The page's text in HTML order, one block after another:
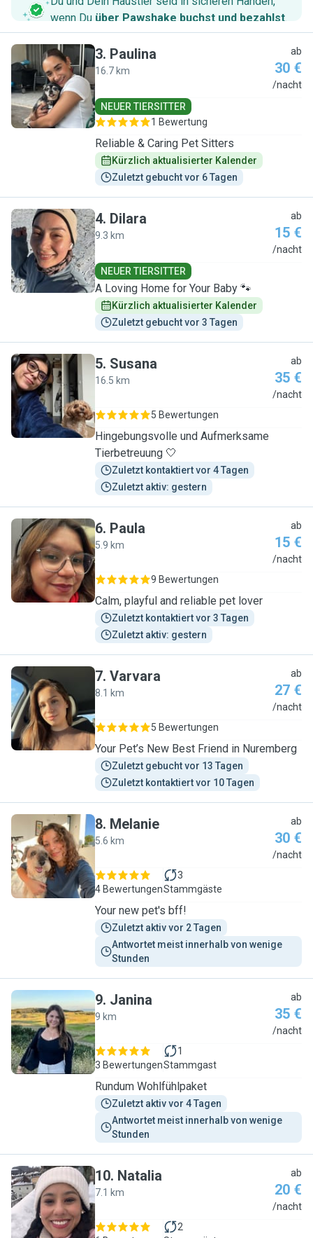
wenn Du über Pawshake buchst und bezahlst.
P
3. Paulina
16.7 km
ab
30 €
/nacht
NEUER TIERSITTER
1 Bewertung
Reliable & Caring Pet Sitters
Kürzlich aktualisierter Kalender
Zuletzt gebucht vor 6 Tagen
D
4. Dilara
9.3 km
ab
15 €
/nacht
NEUER TIERSITTER
A Loving Home for Your Baby 🐾
Kürzlich aktualisierter Kalender
Zuletzt gebucht vor 3 Tagen
S
5. Susana
16.5 km
ab
35 €
/nacht
5 Bewertungen
Hingebungsvolle und Aufmerksame
Tierbetreuung 🤍
Zuletzt kontaktiert vor 4 Tagen
Zuletzt aktiv: gestern
P
6. Paula
5.9 km
ab
15 €
/nacht
9 Bewertungen
Calm, playful and reliable pet lover
Zuletzt kontaktiert vor 3 Tagen
Zuletzt aktiv: gestern
V
7. Varvara
8.1 km
ab
27 €
/nacht
5 Bewertungen
Your Pet’s New Best Friend in Nuremberg
Zuletzt gebucht vor 13 Tagen
Zuletzt kontaktiert vor 10 Tagen
M
8. Melanie
5.6 km
ab
30 €
/nacht
4 Bewertungen
3
Stammgäste
Your new pet's bff!
Zuletzt aktiv vor 2 Tagen
Antwortet meist innerhalb von wenige
Stunden
J
9. Janina
9 km
ab
35 €
/nacht
3 Bewertungen
1
Stammgast
Rundum Wohlfühlpaket
Zuletzt aktiv vor 4 Tagen
Antwortet meist innerhalb von wenige
Stunden
N
10. Natalia
7.1 km
ab
20 €
/nacht
2